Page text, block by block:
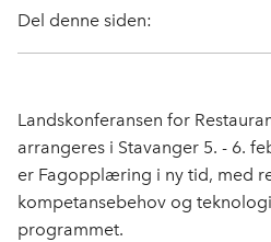
Del denne siden:
Landskonferansen for
arrangeres i Stavanger 5. - 6.
er Fagopplæring i ny tid, med
kompetansebehov og
programmet.